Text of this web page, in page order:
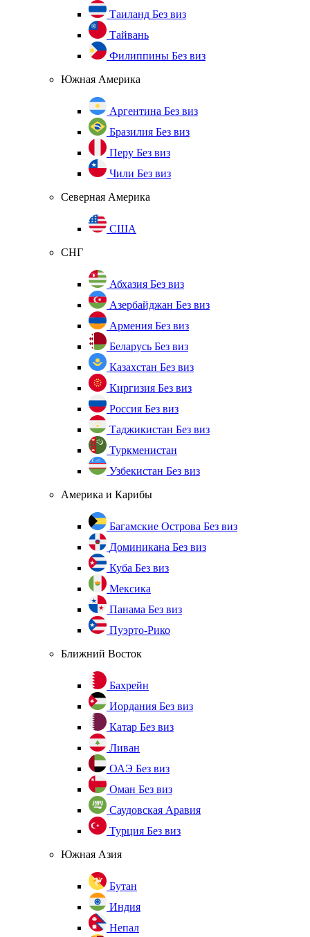
Таиланд Без виз
Тайвань
Филиппины Без виз
Южная Америка
Аргентина Без виз
Бразилия Без виз
Перу Без виз
Чили Без виз
Северная Америка
США
СНГ
Абхазия Без виз
Азербайджан Без виз
Армения Без виз
Беларусь Без виз
Казахстан Без виз
Киргизия Без виз
Россия Без виз
Таджикистан Без виз
Туркменистан
Узбекистан Без виз
Америка и Карибы
Багамские Острова Без виз
Доминикана Без виз
Куба Без виз
Мексика
Панама Без виз
Пуэрто-Рико
Ближний Восток
Бахрейн
Иордания Без виз
Катар Без виз
Ливан
ОАЭ Без виз
Оман Без виз
Саудовская Аравия
Турция Без виз
Южная Азия
Бутан
Индия
Непал